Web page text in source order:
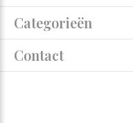
Categorieën
Contact